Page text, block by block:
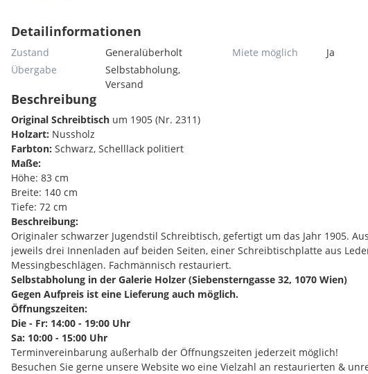
Detailinformationen
Zustand
Generalüberholt
Übergabe
Selbstabholung,
Versand
Miete möglich Ja
Beschreibung
Original Schreibtisch um 1905 (Nr. 2311)
Holzart: Nussholz
Farbton: Schwarz, Schelllack politiert
Maße:
Höhe: 83 cm
Breite: 140 cm
Tiefe: 72 cm
Beschreibung:
Originaler schwarzer Jugendstil Schreibtisch, gefertigt um das Jahr 1905.
jeweils drei Innenladen auf beiden Seiten, einer Schreibtischplatte aus
Messingbeschlägen. Fachmännisch restauriert.
Selbstabholung in der Galerie Holzer (Siebensterngasse 32, 1070 Wien)
Gegen Aufpreis ist eine Lieferung auch möglich.
Öffnungszeiten:
Die - Fr: 14:00 - 19:00 Uhr
Sa: 10:00 - 15:00 Uhr
Terminvereinbarung außerhalb der Öffnungszeiten jederzeit möglich!
Besuchen Sie gerne unsere Website wo eine Vielzahl an restaurierten &